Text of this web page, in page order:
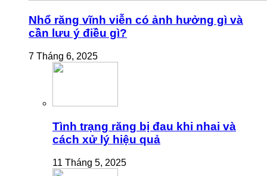
Nhổ răng vĩnh viễn có ảnh hưởng gì và
cần lưu ý điều gì?
7 Tháng 6, 2025
Tình trạng răng bị đau khi nhai và
cách xử lý hiệu quả
11 Tháng 5, 2025